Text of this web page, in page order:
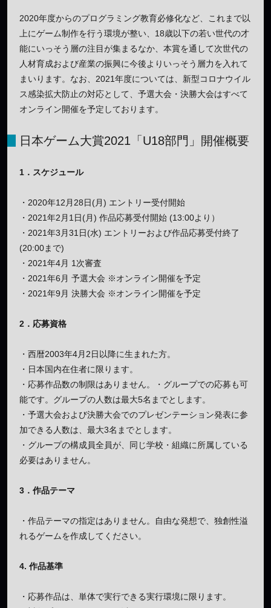
2020年度からのプログラミング教育必修化など、これまで以
上にゲーム制作を行う環境が整い、18歳以下の若い世代の才
能にいっそう層の注目が集まるなか、本賞を通して次世代の
人材育成および産業の振興に今後よりいっそう層力を入れて
まいります。なお、2021年度については、新型コロナウイル
ス感染拡大防止の対応として、予選大会・決勝大会はすべて
オンライン開催を予定しております。
日本ゲーム大賞2021「U18部門」開催概要
1．スケジュール
・2020年12月28日(月) エントリー受付開始
・2021年2月1日(月) 作品応募受付開始 (13:00より）
・2021年3月31日(水) エントリーおよび作品応募受付終了
(20:00まで)
・2021年4月 1次審査
・2021年6月 予選大会 ※オンライン開催を予定
・2021年9月 決勝大会 ※オンライン開催を予定
2．応募資格
・西暦2003年4月2日以降に生まれた方。
・日本国内在住者に限ります。
・応募作品数の制限はありません。・グループでの応募も可
能です。グループの人数は最大5名までとします。
・予選大会および決勝大会でのプレゼンテーション発表に参
加できる人数は、最大3名までとします。
・グループの構成員全員が、同じ学校・組織に所属している
必要はありません。
3．作品テーマ
・作品テーマの指定はありません。自由な発想で、独創性溢
れるゲームを作成してください。
4. 作品基準
・応募作品は、単体で実行できる実行環境に限ります。